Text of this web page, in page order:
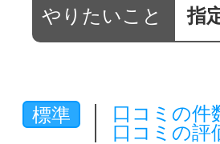
やりたいこと 指
標準
口コミの件
口コミの評